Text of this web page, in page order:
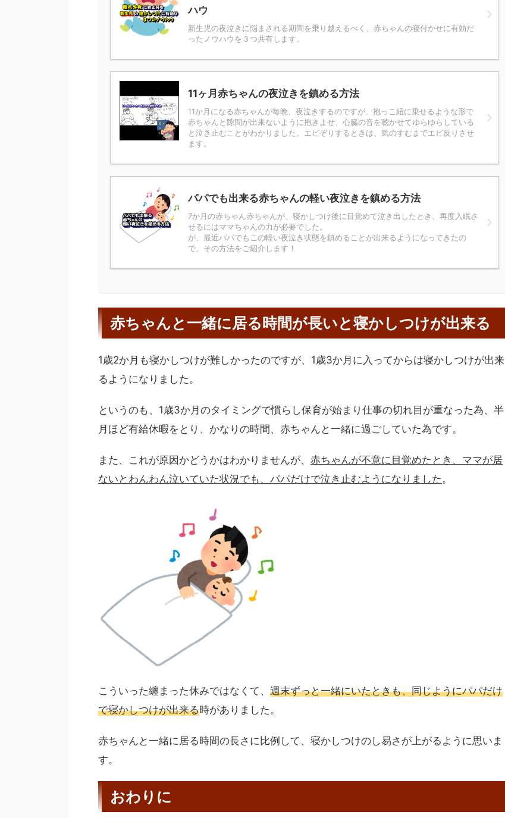
ハウ
新生児の夜泣きに悩まされる期間を乗り越えるべく、赤ちゃんの寝付かせに有効だ
ったノウハウを３つ共有します。
11ヶ月赤ちゃんの夜泣きを鎮める方法
11か月になる赤ちゃんが毎晩、夜泣きするのですが、抱っこ紐に乗せるような形で
赤ちゃんと隙間が出来ないように抱きよせ、心臓の音を聴かせてゆらゆらしている
と泣き止むことがわかりました。エビぞりするときは、気のすむまでエビ反りさせ
ます。
パパでも出来る赤ちゃんの軽い夜泣きを鎮める方法
7か月の赤ちゃん赤ちゃんが、寝かしつけ後に目覚めて泣き出したとき、再度入眠さ
せるにはママちゃんの力が必要でした。
が、最近パパでもこの軽い夜泣き状態を鎮めることが出来るようになってきたの
で、その方法をご紹介します！
赤ちゃんと一緒に居る時間が長いと寝かしつけが出来る
1歳2か月も寝かしつけが難しかったのですが、1歳3か月に入ってからは寝かしつけが出来
るようになりました。
というのも、1歳3か月のタイミングで慣らし保育が始まり仕事の切れ目が重なった為、半
月ほど有給休暇をとり、かなりの時間、赤ちゃんと一緒に過ごしていた為です。
また、これが原因かどうかはわかりませんが、 赤ちゃんが不意に目覚めたとき、ママが居
ないとわんわん泣いていた状況でも、パパだけで泣き止むようになりました。
こういった纏まった休みではなくて、 週末ずっと一緒にいたときも、同じようにパパだけ
で寝かしつけが出来る時がありました。
赤ちゃんと一緒に居る時間の長さに比例して、寝かしつけのし易さが上がるように思いま
す。
おわりに